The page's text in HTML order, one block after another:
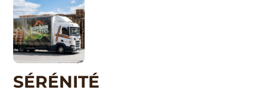
SÉRÉNITÉ